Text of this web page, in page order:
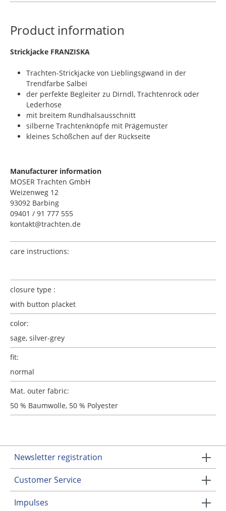
Product information
​Strickjacke FRANZISKA
Trachten-Strickjacke von Lieblingsgwand in der
Trendfarbe Salbei
der perfekte Begleiter zu Dirndl, Trachtenrock oder
Lederhose
mit breitem Rundhalsausschnitt
silberne Trachtenknöpfe mit Prägemuster
kleines Schößchen auf der Rückseite
Manufacturer information
MOSER Trachten GmbH
Weizenweg 12
93092 Barbing
09401 / 91 777 555
kontakt@trachten.de
care instructions:
closure type :
with button placket
color:
sage, silver-grey
fit:
normal
Mat. outer fabric:
50 % Baumwolle, 50 % Polyester
Newsletter registration
Customer Service
Impulses